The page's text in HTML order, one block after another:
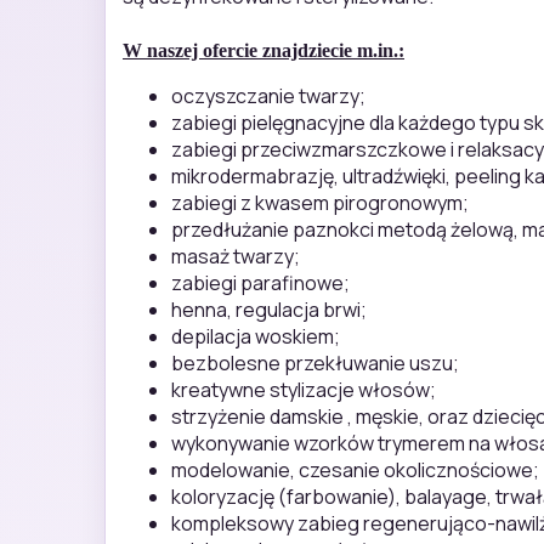
W naszej ofercie znajdziecie m.in.:
oczyszczanie twarzy;
zabiegi pielęgnacyjne dla każdego typu
zabiegi przeciwzmarszczkowe i
mikrodermabrazję, ultradźwięki, peeling
zabiegi z kwasem pirogronowym;
przedłużanie paznokci metodą żelową,
masaż twarzy;
zabiegi parafinowe;
henna, regulacja brwi;
depilacja woskiem;
bezbolesne przekłuwanie uszu;
kreatywne stylizacje włosów;
strzyżenie damskie , męskie, oraz
wykonywanie wzorków trymerem na
modelowanie, czesanie okolicznościowe;
koloryzację (farbowanie), balayage,
kompleksowy zabieg regenerująco-